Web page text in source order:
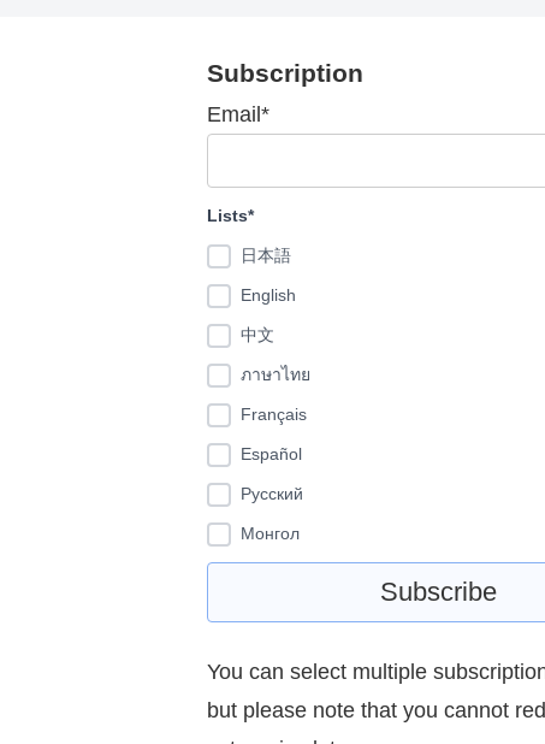
Subscription
Email*
Lists*
日本語
English
中文
ภาษาไทย
Français
Español
Pусский
Монгол
You can select multiple
but please note that you cannot